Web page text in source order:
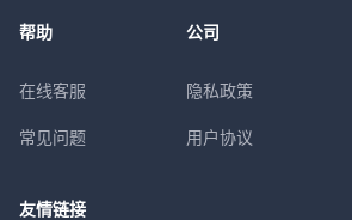
帮助
在线客服
常见问题
公司
隐私政策
用户协议
友情链接